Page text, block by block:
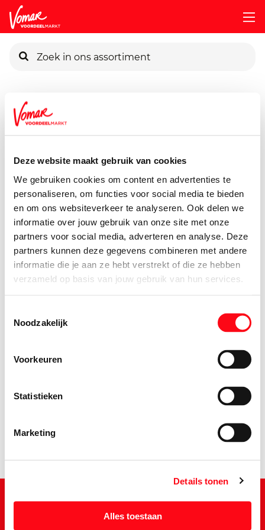
Deze website maakt gebruik van cookies
We gebruiken cookies om content en advertenties te
personaliseren, om functies voor social media te bieden
en om ons websiteverkeer te analyseren. Ook delen we
informatie over jouw gebruik van onze site met onze
partners voor social media, adverteren en analyse. Deze
partners kunnen deze gegevens combineren met andere
informatie die je aan ze hebt verstrekt of die ze hebben
verzameld op basis van jouw gebruik van hun services.
Noodzakelijk
Voorkeuren
Statistieken
Marketing
Details tonen
Alles toestaan
Pincode vergeten
Persoonlijk KIK-account
Assortiment
1500 ml
3.69